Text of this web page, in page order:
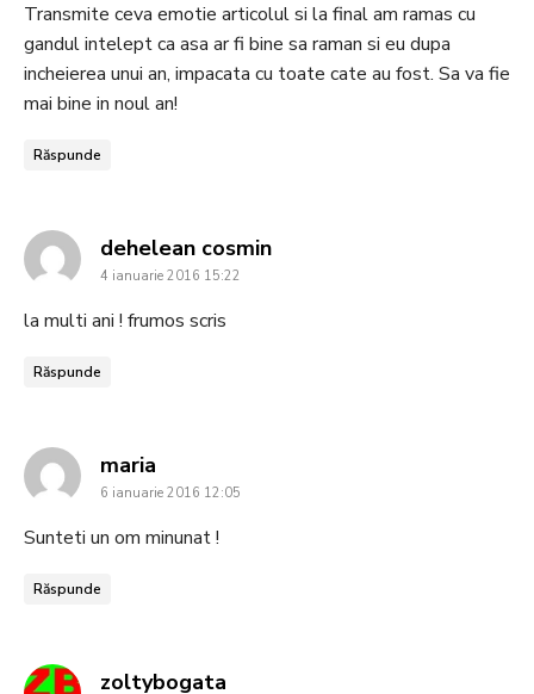
Transmite ceva emotie articolul si la final am ramas cu
gandul intelept ca asa ar fi bine sa raman si eu dupa
incheierea unui an, impacata cu toate cate au fost. Sa va fie
mai bine in noul an!
Răspunde
dehelean cosminsays:
4 ianuarie 2016 15:22
la multi ani ! frumos scris
Răspunde
maria
6 ianuarie 2016 12:05
Sunteti un om minunat !
Răspunde
zoltybogata